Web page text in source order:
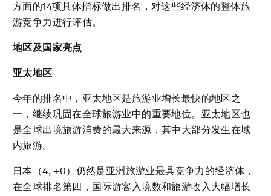
方面的14项具体指标做出排名，对这些经济体的整体旅
游竞争力进行评估。
地区及国家亮点
亚太地区
今年的排名中，亚太地区是旅游业增长最快的地区之
一，继续巩固在全球旅游业中的重要地位。亚太地区也
是全球出境旅游消费的最大来源，其中大部分发生在域
内旅游。
日本（4, +0）仍然是亚洲旅游业最具竞争力的经济体，
在全球排名第四，国际游客入境数和旅游收入大幅增长